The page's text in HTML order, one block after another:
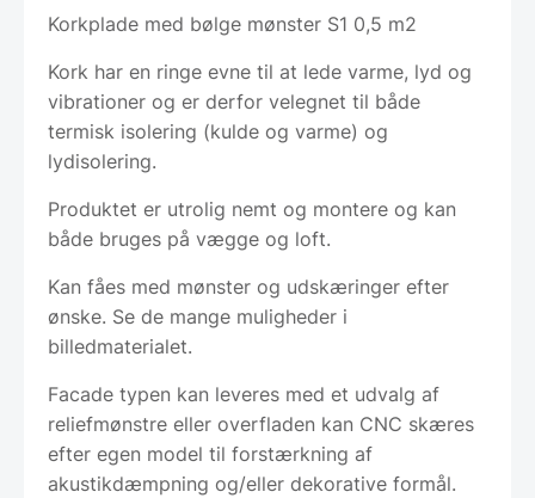
Korkplade med bølge mønster S1 0,5 m2
Kork har en ringe evne til at lede varme, lyd og
vibrationer og er derfor velegnet til både
termisk isolering (kulde og varme) og
lydisolering.
Produktet er utrolig nemt og montere og kan
både bruges på vægge og loft.
Kan fåes med mønster og udskæringer efter
ønske. Se de mange muligheder i
billedmaterialet.
Facade typen kan leveres med et udvalg af
reliefmønstre eller overfladen kan CNC skæres
efter egen model til forstærkning af
akustikdæmpning og/eller dekorative formål.